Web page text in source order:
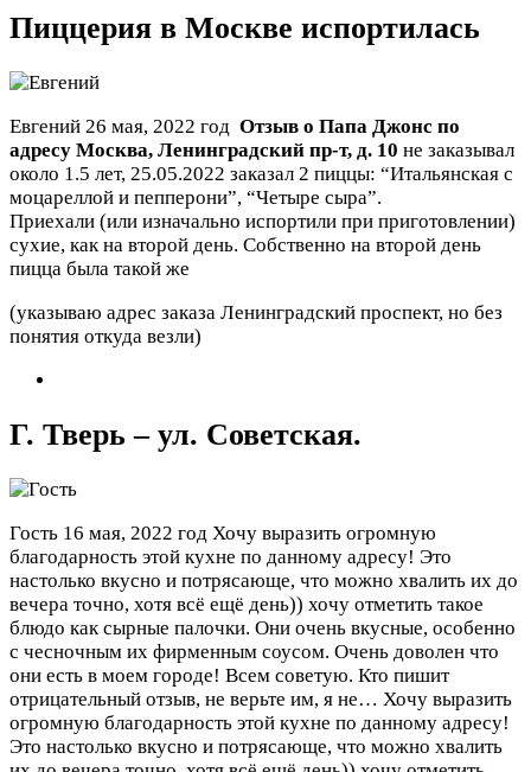
Пиццерия в Москве испортилась
Евгений 26 мая, 2022 год Отзыв о Папа Джонс по
адресу Москва, Ленинградский пр-т, д. 10 не заказывал
около 1.5 лет, 25.05.2022 заказал 2 пиццы: “Итальянская с
моцареллой и пепперони”, “Четыре сыра”.
Приехали (или изначально испортили при приготовлении)
сухие, как на второй день. Собственно на второй день
пицца была такой же
(указываю адрес заказа Ленинградский проспект, но без
понятия откуда везли)
Г. Тверь – ул. Советская.
Гость 16 мая, 2022 год Хочу выразить огромную
благодарность этой кухне по данному адресу! Это
настолько вкусно и потрясающе, что можно хвалить их до
вечера точно, хотя всё ещё день)) хочу отметить такое
блюдо как сырные палочки. Они очень вкусные, особенно
с чесночным их фирменным соусом. Очень доволен что
они есть в моем городе! Всем советую. Кто пишит
отрицательный отзыв, не верьте им, я не… Хочу выразить
огромную благодарность этой кухне по данному адресу!
Это настолько вкусно и потрясающе, что можно хвалить